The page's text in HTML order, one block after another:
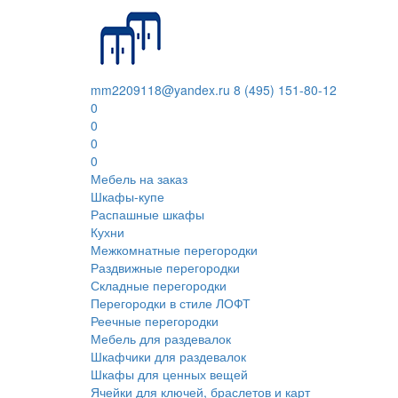
mm2209118@yandex.ru 8 (495) 151-80-12
0
0
0
0
Мебель на заказ
Шкафы-купе
Распашные шкафы
Кухни
Межкомнатные перегородки
Раздвижные перегородки
Складные перегородки
Перегородки в стиле ЛОФТ
Реечные перегородки
Мебель для раздевалок
Шкафчики для раздевалок
Шкафы для ценных вещей
Ячейки для ключей, браслетов и карт